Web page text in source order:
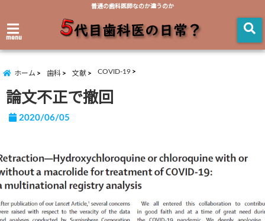
普通の歯科医師なのか違うのか
menu
ホーム 歯科 文献 COVID-19
論文不正で撤回
2020/06/05